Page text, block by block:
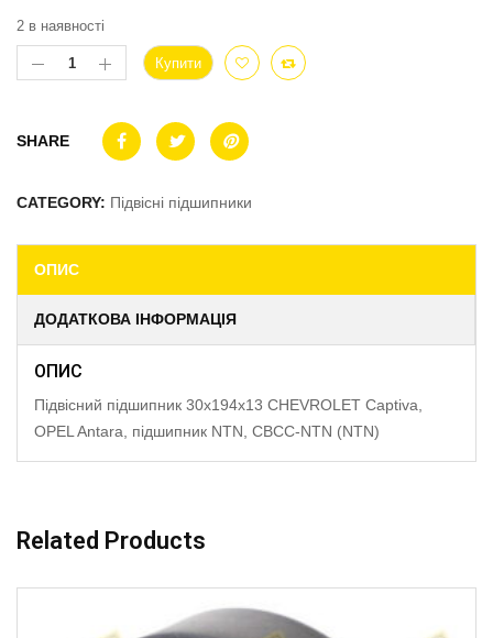
2 в наявності
Купити
SHARE
CATEGORY: Підвісні підшипники
ОПИС
ДОДАТКОВА ІНФОРМАЦІЯ
ОПИС
Підвісний підшипник 30x194x13 CHEVROLET Captiva,
OPEL Antara, підшипник NTN, CBCC-NTN (NTN)
Related Products